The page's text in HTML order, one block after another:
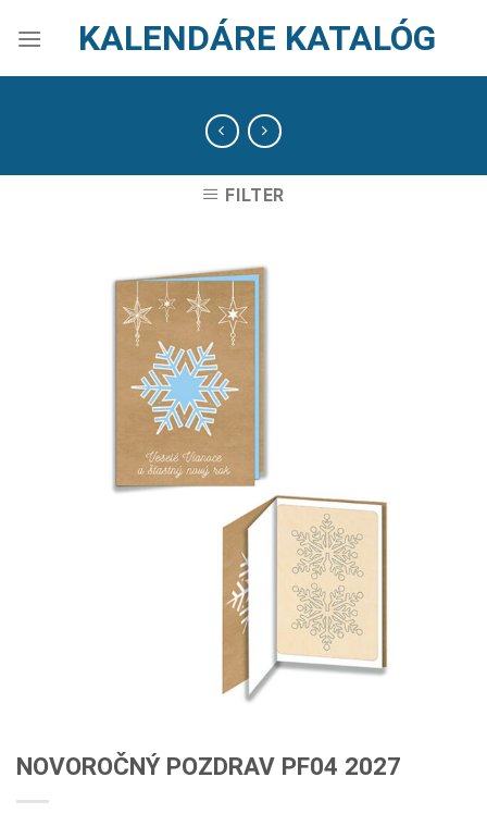
KALENDÁRE KATALÓG
FILTER
NOVOROČNÝ POZDRAV PF04 2027